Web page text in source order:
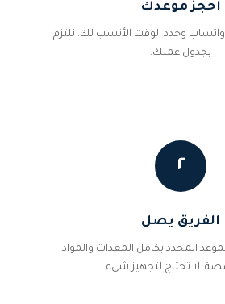
احجز موعدك
واتساب وحدد الوقت الأنسب لك. نلتزم
بجدول عملك.
٢
الفريق يصل
المحدد بكامل المعدات والمواد
لا تحتاج لتجهيز شيء.